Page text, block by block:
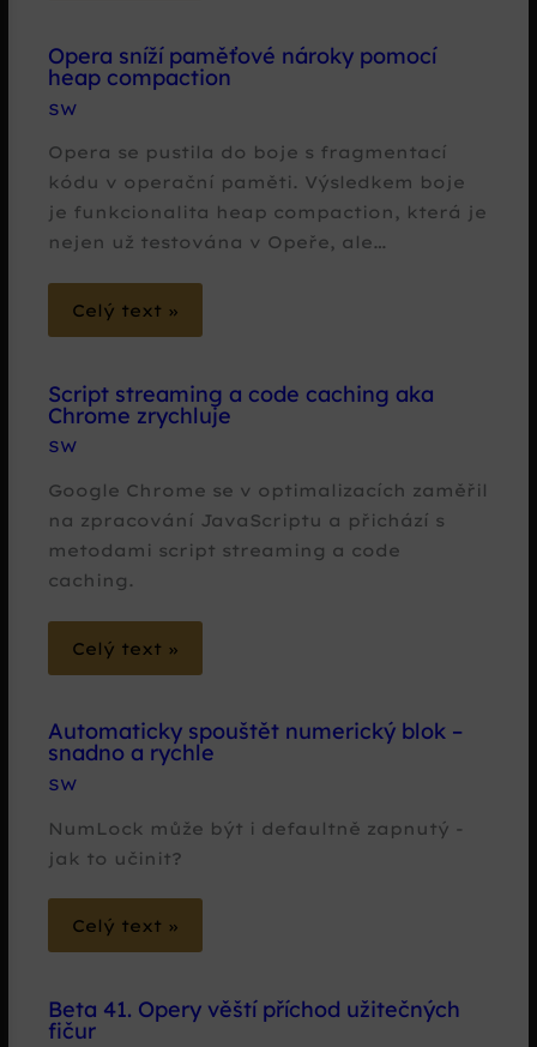
Opera sníží paměťové nároky pomocí
heap compaction
SW
Opera se pustila do boje s fragmentací
kódu v operační paměti. Výsledkem boje
je funkcionalita heap compaction, která je
nejen už testována v Opeře, ale…
Celý text »
Script streaming a code caching aka
Chrome zrychluje
SW
Google Chrome se v optimalizacích zaměřil
na zpracování JavaScriptu a přichází s
metodami script streaming a code
caching.
Celý text »
Automaticky spouštět numerický blok –
snadno a rychle
SW
NumLock může být i defaultně zapnutý -
jak to učinit?
Celý text »
Beta 41. Opery věští příchod užitečných
fičur